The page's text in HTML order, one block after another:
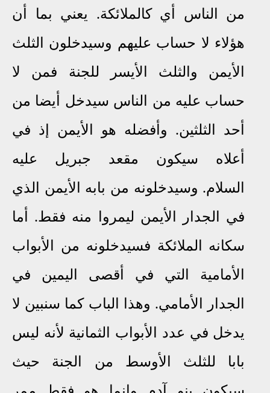
من الناس أي كالملائكة. يعني بما أن
هؤلاء لا حساب عليهم وسيدخلون الثلث
الأيمن والثلث الأيسر للجنة فمن لا
حساب عليه من الناس سيدخل أيضا من
أحد الثلثين. وأفضله هو الأيمن إذ في
أعلاه سيكون مقعد جبريل عليه
السلام. وسيدخلونه من بابه الأيمن الذي
في الجدار ا ﻷيمن ليمروا منه فقط. أما
سكانه الملائكة فسيدخلونه من الأبواب
الأمامية التي في أقصى اليمين في
الجدار ا ﻷمامي. وهذا الباب كما سنبين لا
يدخل في عدد الأبواب الثمانية لأنه ليس
بابا للثلث الأوسط من الجنة حيث